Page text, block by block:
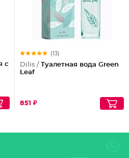
с
(13)
Dilis / Туалетная вода Green
Leaf
851 ₽